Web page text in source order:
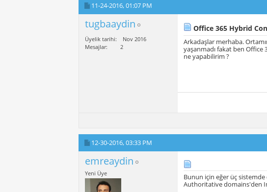
11-24-2016,01:07 PM
tugbaaydin
Üyelik tarihi
Nov 2016
Mesajlar
2
Office 365 Hybrid
Arkadaşlar merhaba.
yaşanmadı fakat ben Office
ne yapabilirim ?
12-30-2016,03:33 PM
emreaydin
Yeni Üye
Bunun için eğer üç
Authoritative domains'den